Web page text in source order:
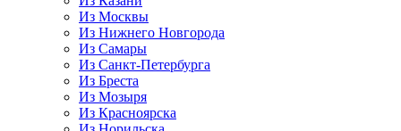
Из Москвы
Из Нижнего Новгорода
Из Самары
Из Санкт-Петербурга
Из Бреста
Из Мозыря
Из Красноярска